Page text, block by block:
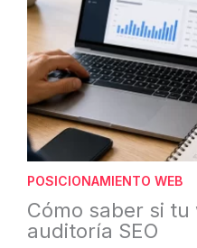
POSICIONAMIENTO WEB
Cómo saber si
auditoría SEO